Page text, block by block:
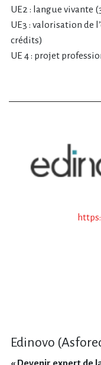
UE2 : langue vivante
UE3 : valorisation de
crédits)
UE 4 : projet
Edinovo